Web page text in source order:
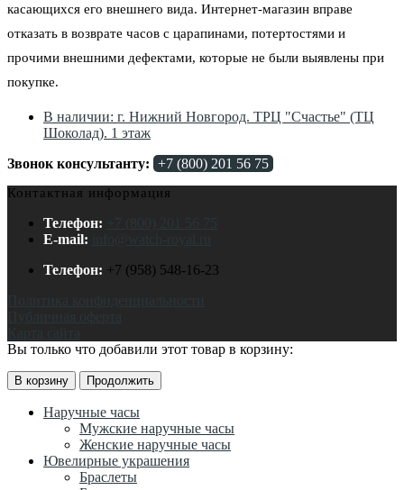
касающихся его внешнего вида. Интернет-магазин вправе
отказать в возврате часов с царапинами, потертостями и
прочими внешними дефектами, которые не были выявлены при
покупке.
В наличии: г. Нижний Новгород. ТРЦ "Счастье" (ТЦ
Шоколад). 1 этаж
Звонок консультанту: +7 (800) 201 56 75
Контактная информация
Телефон:
+7 (800) 201 56 75
E-mail:
Телефон: +7 (958) 548-16-23
Карта сайта
Вы только что добавили этот товар в корзину:
В корзину Продолжить
Наручные часы
Мужские наручные часы
Женские наручные часы
Ювелирные украшения
Браслеты